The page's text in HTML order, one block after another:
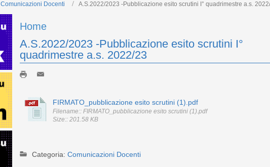
Comunicazioni Docenti A.S.2022/2023 -Pubblicazione esito scrutini I° quadrimestre a.s.
Home
A.S.2022/2023 -Pubblicazione esito scrutini I°
quadrimestre a.s. 2022/23
FIRMATO_pubblicazione esito scrutini (1).pdf
Filename:: FIRMATO_pubblicazione esito scrutini (1).pdf
Size:: 201.58 KB
Categoria: Comunicazioni Docenti